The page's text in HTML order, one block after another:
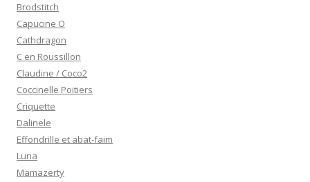
Brodstitch
Capucine O
Cathdragon
C en Roussillon
Claudine / Coco2
Coccinelle Poitiers
Criquette
Dalinele
Effondrille et abat-faim
Luna
Mamazerty